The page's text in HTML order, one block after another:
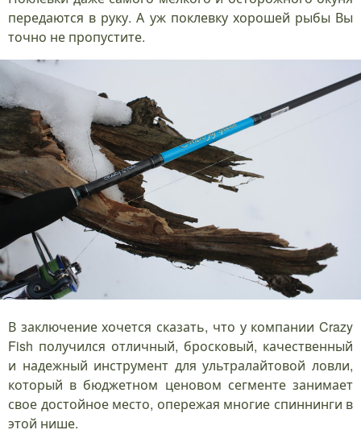
передаются в руку. А уж поклевку хорошей рыбы Вы
точно не пропустите.
В заключение хочется сказать, что у компании Crazy
Fish получился отличный, бросковый, качественный
и надежный инструмент для ультралайтовой ловли,
который в бюджетном ценовом сегменте занимает
свое достойное место, опережая многие спиннинги в
этой нише.